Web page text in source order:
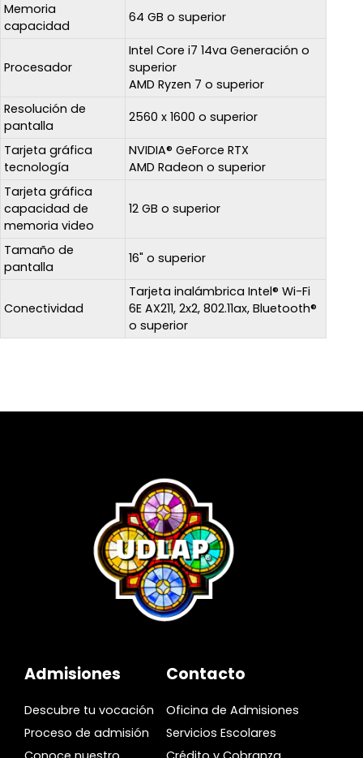
Memoria
capacidad
64 GB o superior
Procesador
Intel Core i7 14va Generación o
superior
AMD Ryzen 7 o superior
Resolución de
pantalla
2560 x 1600 o superior
Tarjeta gráfica
tecnología
NVIDIA® GeForce RTX
AMD Radeon o superior
Tarjeta gráfica
capacidad de
memoria video
12 GB o superior
Tamaño de
pantalla
16" o superior
Conectividad
Tarjeta inalámbrica Intel® Wi-Fi
6E AX211, 2x2, 802.11ax, Bluetooth®
o superior
Admisiones
Descubre tu vocación
Proceso de admisión
Contacto
Oficina de Admisiones
Servicios Escolares